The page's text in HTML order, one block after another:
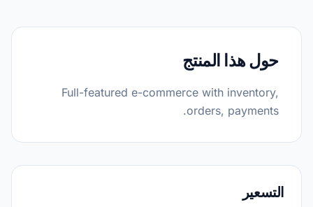
حول هذا المنتج
Full-featured e-commerce with inventory,
orders, payments.
التسعير